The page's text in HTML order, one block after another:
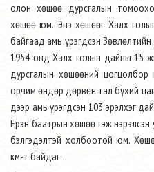
олон хөшөө дурсгалын
хөшөө юм. Энэ хөшөөг Халх
байгаад амь үрэгдсэн
1954 онд Халх голын дайны 15
дурсгалын хөшөөний
орчим өндөр дөрвөн тал бүхий
дээр амь үрэгдсэн 103 эрэлхэг
Ерэн баатрын хөшөө гэж
бэлгэдэлтэй холбоотой юм.
км-т байдаг.